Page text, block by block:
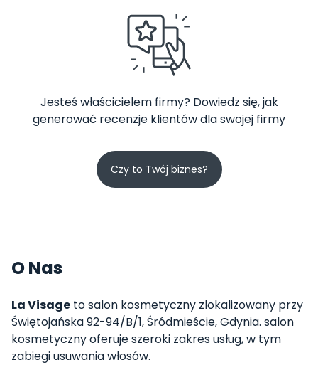
Jesteś właścicielem firmy? Dowiedz się, jak
generować recenzje klientów dla swojej firmy
Czy to Twój biznes?
O Nas
La Visage to salon kosmetyczny zlokalizowany przy
Świętojańska 92-94/B/1, Śródmieście, Gdynia. salon
kosmetyczny oferuje szeroki zakres usług, w tym
zabiegi usuwania włosów.